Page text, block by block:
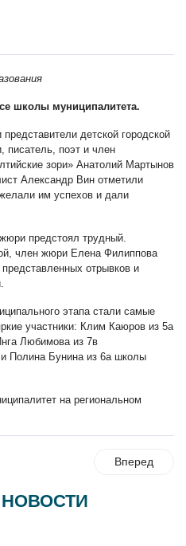
школы муниципалитета.
детской городской
писатель, поэт и член
зори» Анатолий Мартынов
Александр Вин отметили
им успехов и дали
предстоял трудный.
член жюри Елена Филиппова
отрывков и
этапа стали самые
участники: Клим Каюров из 5а
Любимова из 7в
Полина Бунина из 6а школы
на региональном
Вперед